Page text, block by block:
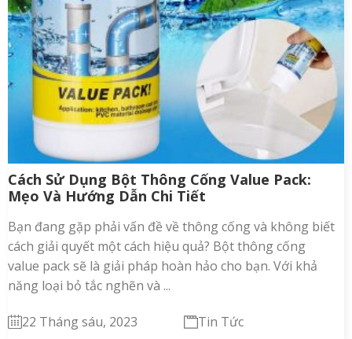
Cách Sử Dụng Bột Thông Cống Value Pack:
Mẹo Và Hướng Dẫn Chi Tiết
Bạn đang gặp phải vấn đề về thông cống và không biết
cách giải quyết một cách hiệu quả? Bột thông cống
value pack sẽ là giải pháp hoàn hảo cho bạn. Với khả
năng loại bỏ tắc nghẽn và ...
22 Tháng sáu, 2023 Tin Tức